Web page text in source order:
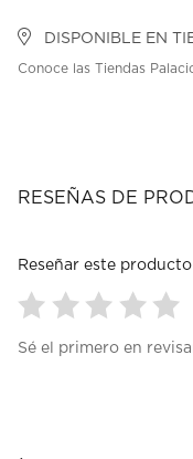
DISPONIBLE EN
Conoce las Tiendas
RESEÑAS DE
Reseñar este producto
paraparaparaparapara
Sé el primero en